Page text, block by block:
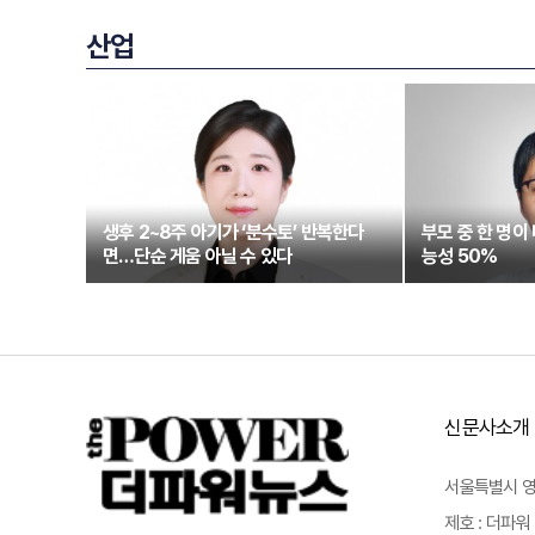
산업
생후 2~8주 아기가 ‘분수토’ 반복한다
면…단순 게움 아닐 수 있다
부모 중 한 명이
능성 50%
신문사소개
서울특별시
제호 : 더파